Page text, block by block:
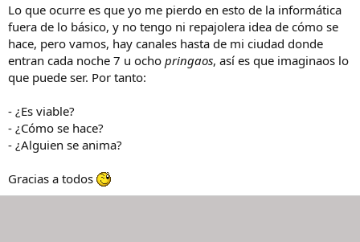
Lo que ocurre es que yo me pierdo en esto de la informática
fuera de lo básico, y no tengo ni repajolera idea de cómo se
hace, pero vamos, hay canales hasta de mi ciudad donde
entran cada noche 7 u ocho pringaos, así es que imaginaos lo
que puede ser. Por tanto:
- ¿Es viable?
- ¿Cómo se hace?
- ¿Alguien se anima?
Gracias a todos